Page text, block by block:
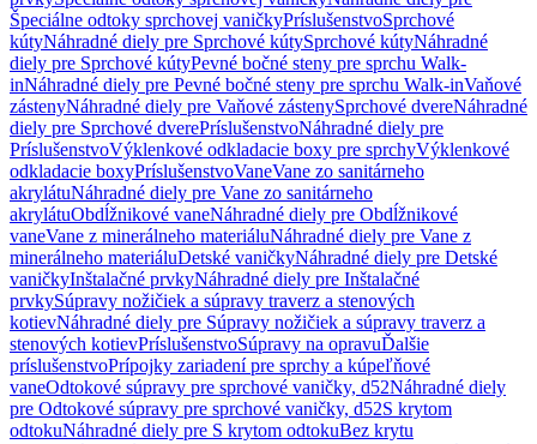
Špeciálne odtoky sprchovej vaničkyPríslušenstvoSprchové
kútyNáhradné diely pre Sprchové kútySprchové kútyNáhradné
diely pre Sprchové kútyPevné bočné steny pre sprchu Walk-
inNáhradné diely pre Pevné bočné steny pre sprchu Walk-inVaňové
zástenyNáhradné diely pre Vaňové zástenySprchové dvereNáhradné
diely pre Sprchové dverePríslušenstvoNáhradné diely pre
PríslušenstvoVýklenkové odkladacie boxy pre sprchyVýklenkové
odkladacie boxyPríslušenstvoVaneVane zo sanitárneho
akrylátuNáhradné diely pre Vane zo sanitárneho
akrylátuObdĺžnikové vaneNáhradné diely pre Obdĺžnikové
vaneVane z minerálneho materiáluNáhradné diely pre Vane z
minerálneho materiáluDetské vaničkyNáhradné diely pre Detské
vaničkyInštalačné prvkyNáhradné diely pre Inštalačné
prvkySúpravy nožičiek a súpravy traverz a stenových
kotievNáhradné diely pre Súpravy nožičiek a súpravy traverz a
stenových kotievPríslušenstvoSúpravy na opravuĎalšie
príslušenstvoPrípojky zariadení pre sprchy a kúpeľňové
vaneOdtokové súpravy pre sprchové vaničky, d52Náhradné diely
pre Odtokové súpravy pre sprchové vaničky, d52S krytom
odtokuNáhradné diely pre S krytom odtokuBez krytu